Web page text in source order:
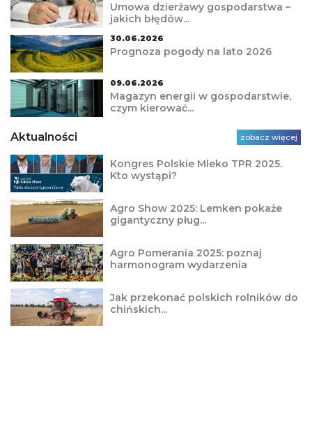
Umowa dzierżawy gospodarstwa –
jakich błędów...
30.06.2026
Prognoza pogody na lato 2026
09.06.2026
Magazyn energii w gospodarstwie,
czym kierować...
Aktualności zobacz więcej
Kongres Polskie Mleko TPR 2025.
Kto wystąpi?
Agro Show 2025: Lemken pokaże
gigantyczny pług...
Agro Pomerania 2025: poznaj
harmonogram wydarzenia
Jak przekonać polskich rolników do
chińskich...